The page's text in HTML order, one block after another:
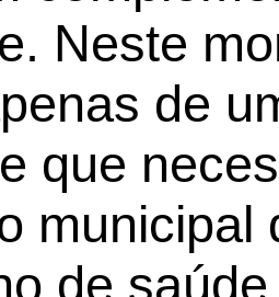
Neste
de
que
municipal
de